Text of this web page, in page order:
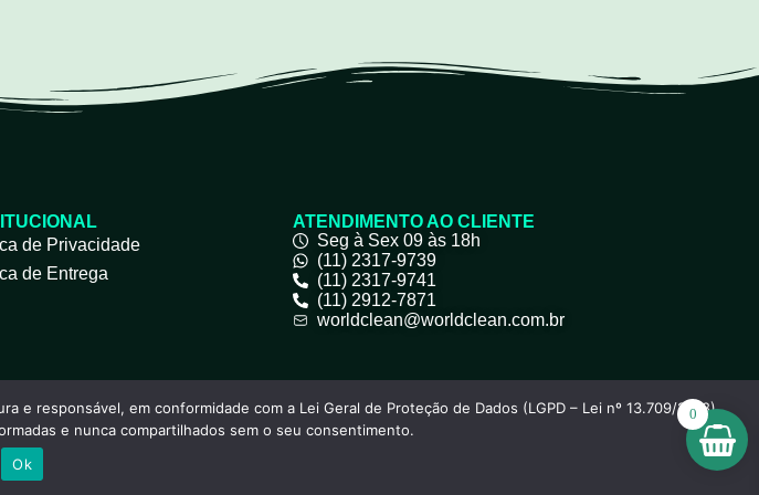
de Privacidade
de Entrega
ATENDIMENTO AO CLIENTE
Seg à Sex 09 às 18h
(11) 2317-9739
(11) 2317-9741
(11) 2912-7871
worldclean@worldclean.com.br
- WORLD CLEAN LIXEIRAS
0
responsável, em conformidade com a Lei Geral de Proteção de Dados (LGPD – Lei nº 13.709/2018),
e nunca compartilhados sem o seu consentimento.
Ok